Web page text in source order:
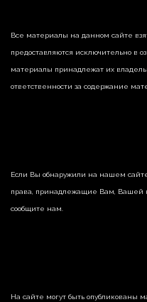
Все материалы на данном сайте
предоставляются исключительно в
материалы принадлежат их
ответственности за содержание
Если Вы обнаружили на нашем
права, принадлежащие Вам, Вашей
сообщите нам.
На сайте могут быть опубликованы